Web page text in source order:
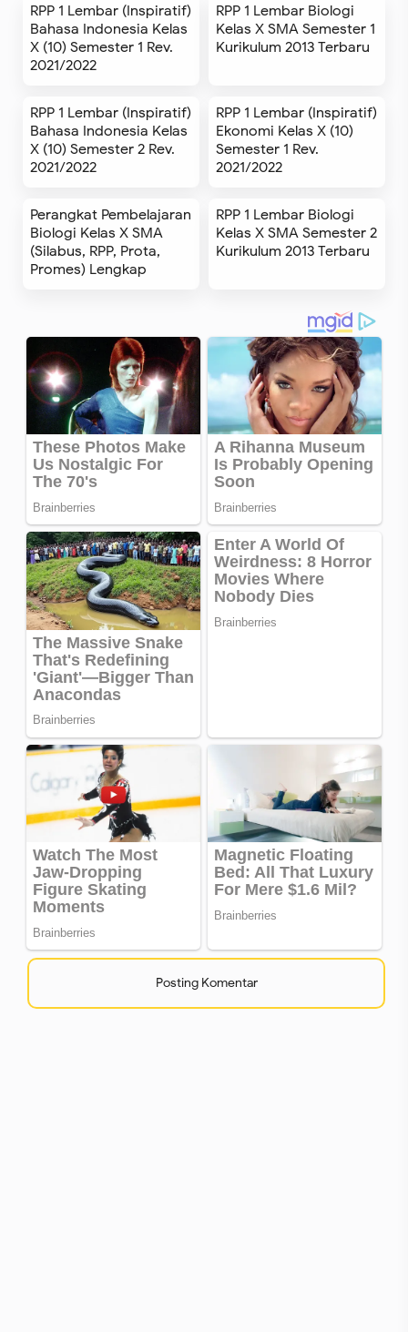
RPP 1 Lembar (Inspiratif)
Bahasa Indonesia Kelas
X (10) Semester 1 Rev.
2021/2022
RPP 1 Lembar Biologi
Kelas X SMA Semester 1
Kurikulum 2013 Terbaru
RPP 1 Lembar (Inspiratif)
Bahasa Indonesia Kelas
X (10) Semester 2 Rev.
2021/2022
RPP 1 Lembar (Inspiratif)
Ekonomi Kelas X (10)
Semester 1 Rev.
2021/2022
Perangkat Pembelajaran
Biologi Kelas X SMA
(Silabus, RPP, Prota,
Promes) Lengkap
RPP 1 Lembar Biologi
Kelas X SMA Semester 2
Kurikulum 2013 Terbaru